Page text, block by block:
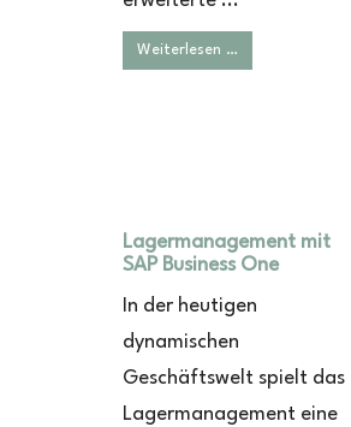
Weiterlesen …
Lagermanagement mit
SAP Business One
In der heutigen
dynamischen
Geschäftswelt spielt das
Lagermanagement eine